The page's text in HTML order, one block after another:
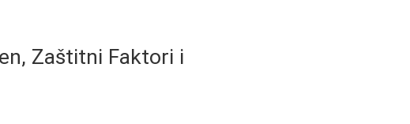
Zaštitni Faktori i